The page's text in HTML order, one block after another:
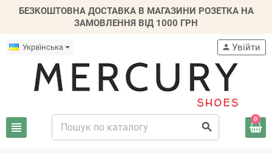
БЕЗКОШТОВНА ДОСТАВКА В МАГАЗИНИ РОЗЕТКА НА
ЗАМОВЛЕННЯ ВІД 1000 ГРН
Українська
view_headline search
person Увійти
0